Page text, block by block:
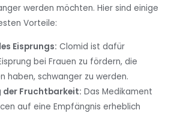
werden möchten. Hier sind einige
Vorteile:
Eisprungs: Clomid ist dafür
bei Frauen zu fördern, die
haben, schwanger zu werden.
der Fruchtbarkeit: Das Medikament
auf eine Empfängnis erheblich